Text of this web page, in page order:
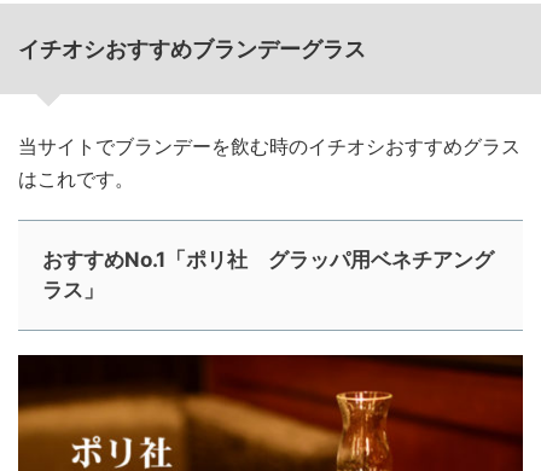
イチオシおすすめブランデーグラス
当サイトでブランデーを飲む時のイチオシおすすめグラス
はこれです。
おすすめNo.1「ポリ社 グラッパ用ベネチアング
ラス」